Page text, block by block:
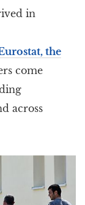
in
the
come
across